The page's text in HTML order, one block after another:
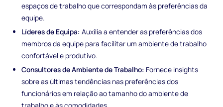
espaços de trabalho que correspondam às preferências da
equipe.
Líderes de Equipa: Auxilia a entender as preferências dos
membros da equipe para facilitar um ambiente de trabalho
confortável e produtivo.
Consultores de Ambiente de Trabalho: Fornece insights
sobre as últimas tendências nas preferências dos
funcionários em relação ao tamanho do ambiente de